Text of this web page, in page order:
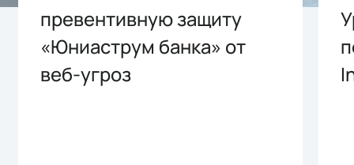
превентивную защиту
«Юниаструм банка» от
веб-угроз